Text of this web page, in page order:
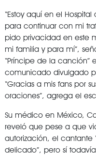
“Estoy aquí en el
para continuar con mi
pido privacidad en este
mi familia y para mí”,
“Príncipe de la canción”
comunicado divulgado
“Gracias a mis fans por
oraciones”, agrega el
Su médico en México,
reveló que pese a que
autorización, el cantante
delicado”, pero sí